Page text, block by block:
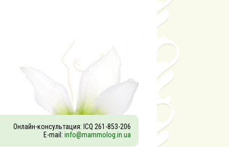
Онлайн-консультация: ICQ 261-853-206
E-mail: info@mammolog.in.ua